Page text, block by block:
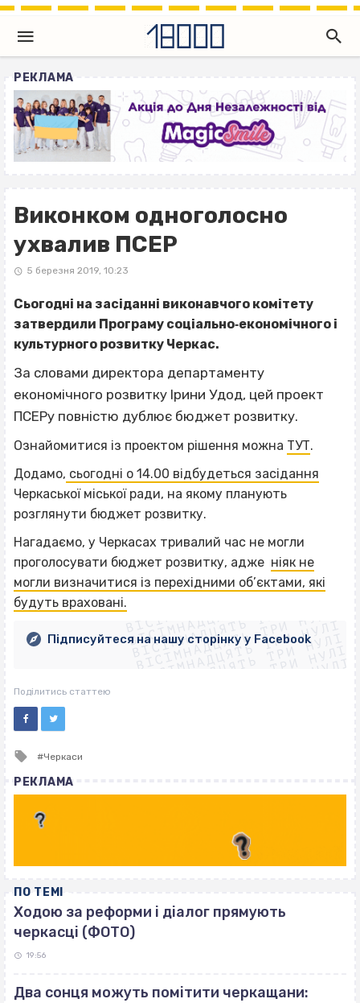
РЕКЛАМА
Виконком одноголосно
ухвалив ПСЕР
5 березня 2019, 10:23
Сьогодні на засіданні виконавчого комітету
затвердили Програму соціально‐економічного і
культурного розвитку Черкас.
За словами директора департаменту
економічного розвитку Ірини Удод, цей проект
ПСЕРу повністю дублює бюджет розвитку.
Ознайомитися із проектом рішення можна ТУТ.
Додамо, сьогодні о 14.00 відбудеться засідання
Черкаської міської ради, на якому планують
розглянути бюджет розвитку.
Нагадаємо, у Черкасах тривалий час не могли
проголосувати бюджет розвитку, адже ніяк не
могли визначитися із перехідними об’єктами, які
будуть враховані.ВІСІМНАДЦЯТЬ ТРИ НУЛІ
ВІСІМНАДЦЯТЬ ТРИ НУЛІ
ВІСІМНАДЦЯТЬ ТРИ НУЛІ
ВІСІМНАДЦЯТЬ ТРИ НУЛІ
ВІСІМНАДЦЯТЬ ТРИ НУЛІ
ВІСІМНАДЦЯТЬ ТРИ НУЛІ
ВІСІМНАДЦЯТЬ ТРИ НУЛІ
ВІСІМНАДЦЯТЬ ТРИ НУЛІ
Підписуйтеся на нашу сторінку у Facebook
Поділитись статтею
Tagged
Черкаси
РЕКЛАМА
ПО ТЕМІ
Ходою за реформи і діалог прямують
черкасці (ФОТО)
19:56
Два сонця можуть помітити черкащани: